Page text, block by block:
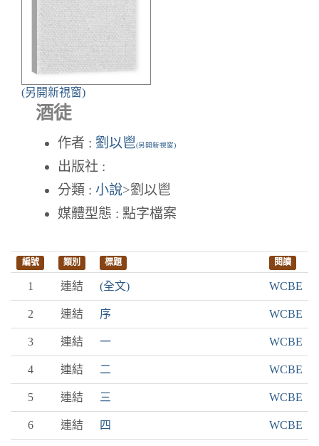
(另開新視窗)
酒徒
作者 : 劉以鬯(另開新視窗)
出版社 :
分類 : 小說>劉以鬯
媒體型態 : 點字檔案
編號 類別 標題 閱讀
1 連結 (全文) WCBE
2 連結 序 WCBE
3 連結 一 WCBE
4 連結 二 WCBE
5 連結 三 WCBE
6 連結 四 WCBE